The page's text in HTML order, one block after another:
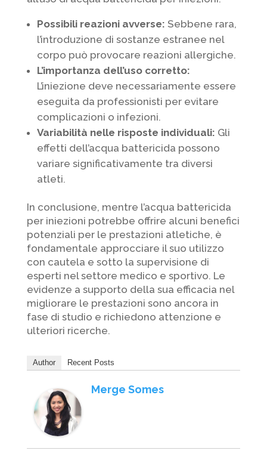
Possibili reazioni avverse: Sebbene rara,
l’introduzione di sostanze estranee nel
corpo può provocare reazioni allergiche.
L’importanza dell’uso corretto:
L’iniezione deve necessariamente essere
eseguita da professionisti per evitare
complicazioni o infezioni.
Variabilità nelle risposte individuali: Gli
effetti dell’acqua battericida possono
variare significativamente tra diversi
atleti.
In conclusione, mentre l’acqua battericida
per iniezioni potrebbe offrire alcuni benefici
potenziali per le prestazioni atletiche, è
fondamentale approcciare il suo utilizzo
con cautela e sotto la supervisione di
esperti nel settore medico e sportivo. Le
evidenze a supporto della sua efficacia nel
migliorare le prestazioni sono ancora in
fase di studio e richiedono attenzione e
ulteriori ricerche.
Author Recent Posts
Merge Somes